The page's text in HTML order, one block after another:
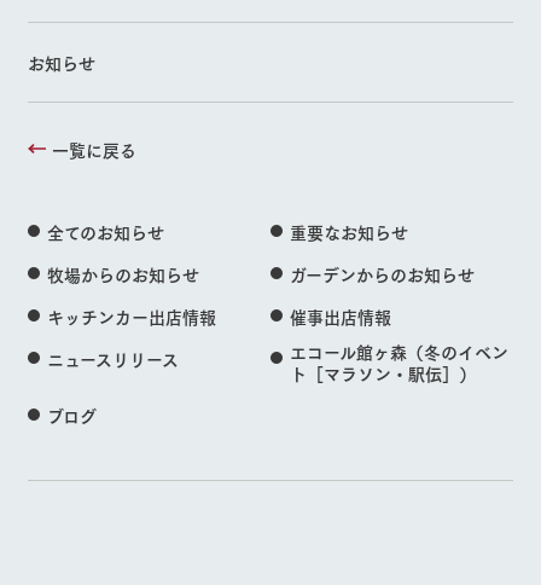
お知らせ
一覧に戻る
全てのお知らせ
重要なお知らせ
牧場からのお知らせ
ガーデンからのお知らせ
キッチンカー出店情報
催事出店情報
ニュースリリース
エコール館ヶ森（冬のイベン
ト［マラソン・駅伝］）
ブログ